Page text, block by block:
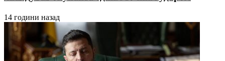
14 години назад